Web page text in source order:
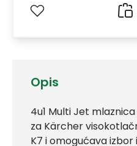
Opis
4u1 Multi Jet
za Kärcher
K7 i omogućava